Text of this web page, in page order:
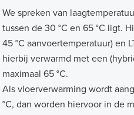
We spreken van
tussen de 30 °C en 65 °C ligt.
45 °C aanvoertemperatuur) en
hierbij verwarmd met een
maximaal 65 °C.
Als vloerverwarming wordt
°C, dan worden hiervoor in de